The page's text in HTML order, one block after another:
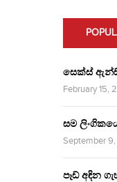
සෙක්ස් ඇන්ඩ්
February 15,
සම
September 9,
පෑඩ් අඳින